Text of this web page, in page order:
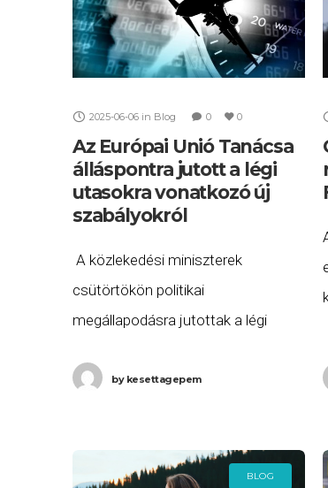
2025-06-06 in Blog 0 0
Az Európai Unió Tanácsa
álláspontra jutott a légi
utasokra vonatkozó új
szabályokról
A közlekedési miniszterek
csütörtökön politikai
megállapodásra jutottak a légi
felelősségéről szóló rendeletek
hogy egyszerűbb és világosabb
bykesettagepem
BLOG